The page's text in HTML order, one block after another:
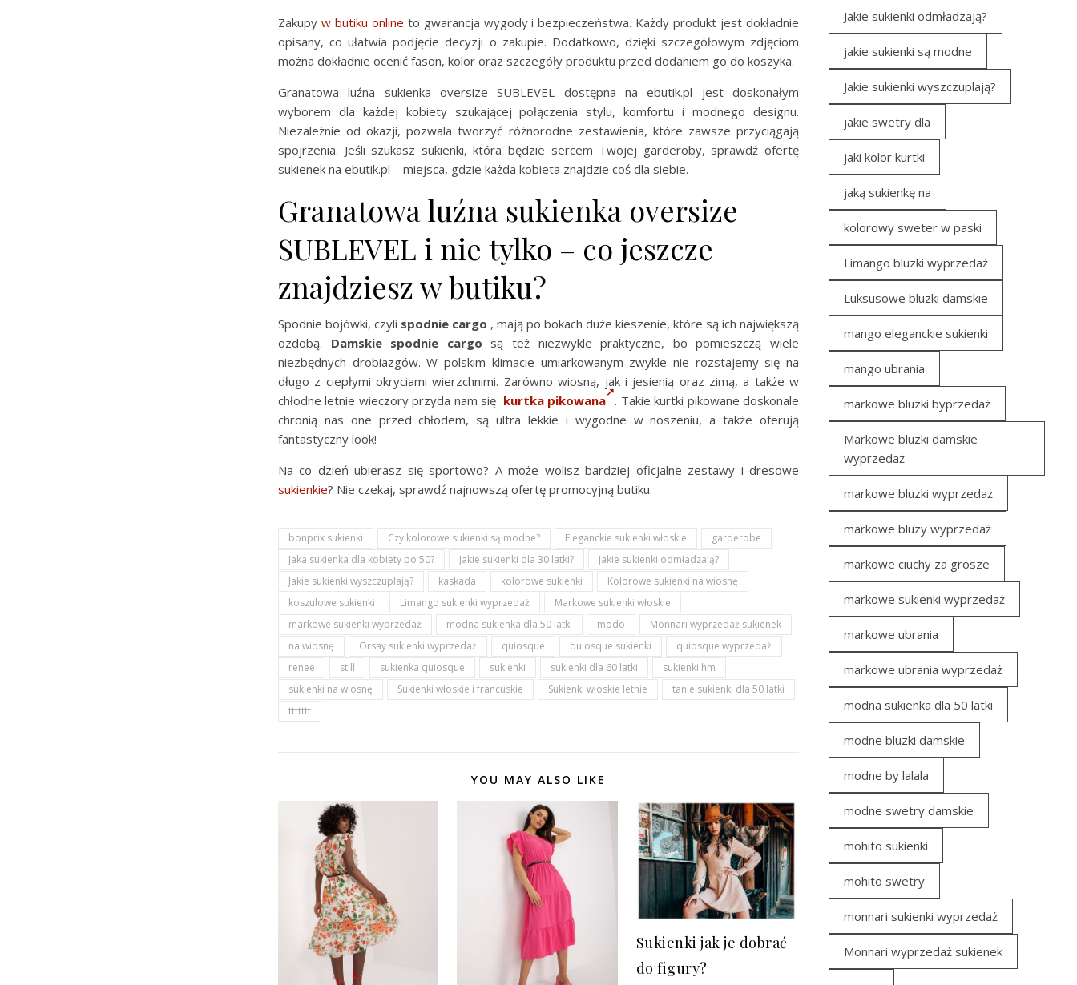
Zakupy w butiku online to gwarancja wygody i bezpieczeństwa. Każdy produkt jest dokładnie
opisany, co ułatwia podjęcie decyzji o zakupie. Dodatkowo, dzięki szczegółowym zdjęciom
można dokładnie ocenić fason, kolor oraz szczegóły produktu przed dodaniem go do koszyka.
Granatowa luźna sukienka oversize SUBLEVEL dostępna na ebutik.pl jest doskonałym
wyborem dla każdej kobiety szukającej połączenia stylu, komfortu i modnego designu.
Niezależnie od okazji, pozwala tworzyć różnorodne zestawienia, które zawsze przyciągają
spojrzenia. Jeśli szukasz sukienki, która będzie sercem Twojej garderoby, sprawdź ofertę
sukienek na ebutik.pl – miejsca, gdzie każda kobieta znajdzie coś dla siebie.
Granatowa luźna sukienka oversize
SUBLEVEL i nie tylko – co jeszcze
znajdziesz w butiku?
Spodnie bojówki, czyli spodnie cargo , mają po bokach duże kieszenie, które są ich największą
ozdobą. Damskie spodnie cargo są też niezwykle praktyczne, bo pomieszczą wiele
niezbędnych drobiazgów. W polskim klimacie umiarkowanym zwykle nie rozstajemy się na
długo z ciepłymi okryciami wierzchnimi. Zarówno wiosną, jak i jesienią oraz zimą, a także w
chłodne letnie wieczory przyda nam się kurtka pikowana . Takie kurtki pikowane doskonale
chronią nas one przed chłodem, są ultra lekkie i wygodne w noszeniu, a także oferują
fantastyczny look!
Na co dzień ubierasz się sportowo? A może wolisz bardziej oficjalne zestawy i dresowe
sukienkie? Nie czekaj, sprawdź najnowszą ofertę promocyjną butiku.
bonprix sukienki Czy kolorowe sukienki są modne? Eleganckie sukienki włoskie
garderobe
Jaka sukienka dla kobiety po 50?
Jakie sukienki dla 30 latki?
Jakie sukienki odmładzają?
Jakie sukienki wyszczuplają?
kaskada kolorowe sukienki
Kolorowe sukienki na wiosnę
koszulowe sukienki
Limango sukienki wyprzedaż
Markowe sukienki włoskie
markowe sukienki wyprzedaż
modna sukienka dla 50 latki modo
Monnari wyprzedaż sukienek
na wiosnę
Orsay sukienki wyprzedaż quiosque quiosque sukienki
quiosque wyprzedaż
renee
still sukienka quiosque sukienki sukienki dla 60 latki
sukienki hm
sukienki na wiosnę
Sukienki włoskie i francuskie Sukienki włoskie letnie
tanie sukienki dla 50 latki
ttttttt
YOU MAY ALSO LIKE
Sukienki jak je dobrać
do figury?
Jakie sukienki odmładzają?
jakie sukienki są modne
Jakie sukienki wyszczuplają?
jakie swetry dla
jaki kolor kurtki
jaką sukienkę na
kolorowy sweter w paski
Limango bluzki wyprzedaż
Luksusowe bluzki damskie
mango eleganckie sukienki
mango ubrania
markowe bluzki byprzedaż
Markowe bluzki damskie
wyprzedaż
markowe bluzki wyprzedaż
markowe bluzy wyprzedaż
markowe ciuchy za grosze
markowe sukienki wyprzedaż
markowe ubrania
markowe ubrania wyprzedaż
modna sukienka dla 50 latki
modne bluzki damskie
modne by lalala
modne swetry damskie
mohito sukienki
mohito swetry
monnari sukienki wyprzedaż
Monnari wyprzedaż sukienek